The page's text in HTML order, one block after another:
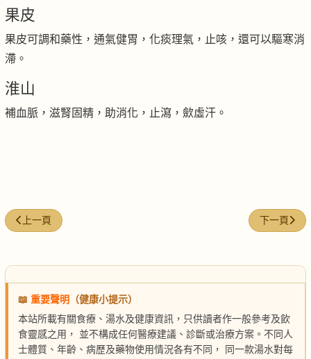
果皮
果皮可調和藥性，通氣健胃，化痰理氣，止咳，還可以驅寒消
滯。
淮山
補血脈，滋腎固精，助消化，止瀉，歛虛汗。
上一篇文章: 蒜香田雞湯
上一頁 下一篇文章
下一頁
📖 重要聲明
（健康小提示）
本站所載有關食療、湯水及健康資訊，只供讀者作一般參考及飲
食靈感之用， 並不構成任何醫療建議、診斷或治療方案。不同人
士體質、年齡、病歷及藥物使用情況各有不同， 同一款湯水對每